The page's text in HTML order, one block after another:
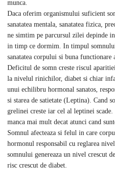
munca.
Daca oferim organismului suficient
sanatatea mentala, sanatatea fizica,
ne simtim pe parcursul zilei depinde
in timp ce dormim. In timpul
sanatatea corpului si buna functionare
Deficitul de somn creste riscul
la nivelul rinichilor, diabet si chiar
unui echilibru hormonal sanatos,
si starea de satietate (Leptina). Cand
grelinei creste iar cel al leptinei
manca mai mult decat atunci cand
Somnul afecteaza si felul in care
hormonul responsabil cu reglarea
somnului genereaza un nivel crescut
risc crescut de diabet.